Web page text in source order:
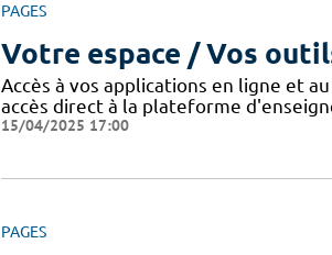
PAGES
Votre espace / Vos
Accès à vos applications en ligne et
accès direct à la plateforme
15/04/2025 17:00
PAGES